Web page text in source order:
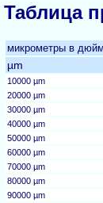
Таблица
микрометры в
µm
10000 µm
20000 µm
30000 µm
40000 µm
50000 µm
60000 µm
70000 µm
80000 µm
90000 µm